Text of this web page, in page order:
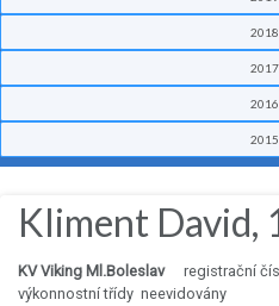
2018
2017
2016
2015
Kliment David,
KV Viking Ml.Boleslav
registrační
výkonnostní třídy neevidovány